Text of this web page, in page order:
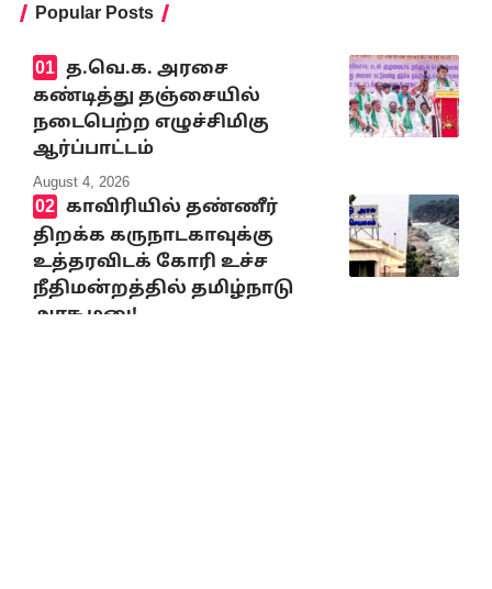
Popular Posts
த.வெ.க. அரசை
கண்டித்து தஞ்சையில்
நடைபெற்ற எழுச்சிமிகு
ஆர்ப்பாட்டம்
August 4, 2026
காவிரியில் தண்ணீர்
திறக்க கருநாடகாவுக்கு
உத்தரவிடக் கோரி உச்ச
நீதிமன்றத்தில் தமிழ்நாடு
அரசு மனு!